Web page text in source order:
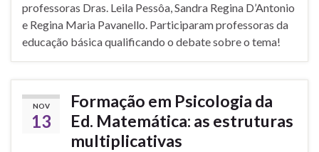
professoras Dras. Leila Pessôa, Sandra Regina D’Antonio
e Regina Maria Pavanello. Participaram professoras da
educação básica qualificando o debate sobre o tema!
NOV
13
Formação em Psicologia da
Ed. Matemática: as estruturas
multiplicativas